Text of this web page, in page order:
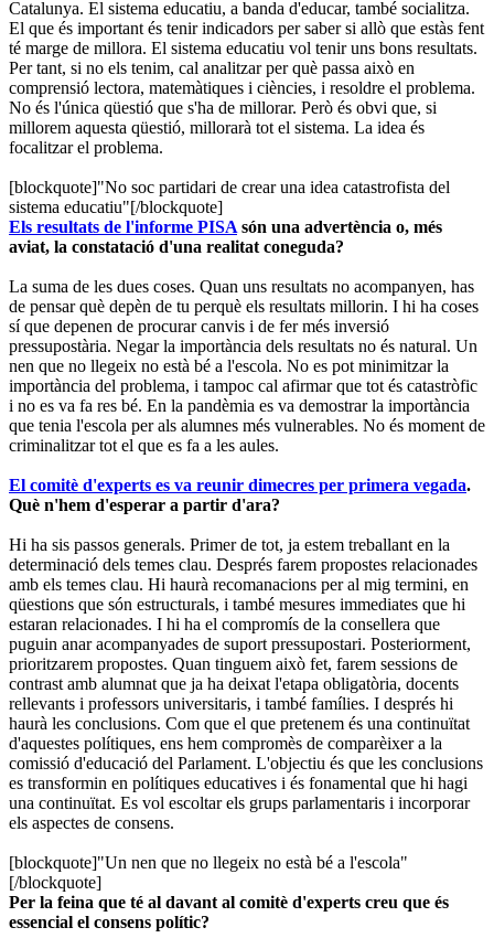
Catalunya. El sistema educatiu, a banda d'educar, també socialitza.
El que és important és tenir indicadors per saber si allò que estàs fent
té marge de millora. El sistema educatiu vol tenir uns bons resultats.
Per tant, si no els tenim, cal analitzar per què passa això en
comprensió lectora, matemàtiques i ciències, i resoldre el problema.
No és l'única qüestió que s'ha de millorar. Però és obvi que, si
millorem aquesta qüestió, millorarà tot el sistema. La idea és
focalitzar el problema.
[blockquote]"No soc partidari de crear una idea catastrofista del
sistema educatiu"[/blockquote]
Els resultats de l'informe PISA són una advertència o, més
aviat, la constatació d'una realitat coneguda?
La suma de les dues coses. Quan uns resultats no acompanyen, has
de pensar què depèn de tu perquè els resultats millorin. I hi ha coses
sí que depenen de procurar canvis i de fer més inversió
pressupostària. Negar la importància dels resultats no és natural. Un
nen que no llegeix no està bé a l'escola. No es pot minimitzar la
importància del problema, i tampoc cal afirmar que tot és catastròfic
i no es va fa res bé. En la pandèmia es va demostrar la importància
que tenia l'escola per als alumnes més vulnerables. No és moment de
criminalitzar tot el que es fa a les aules.
El comitè d'experts es va reunir dimecres per primera vegada.
Què n'hem d'esperar a partir d'ara?
Hi ha sis passos generals. Primer de tot, ja estem treballant en la
determinació dels temes clau. Després farem propostes relacionades
amb els temes clau. Hi haurà recomanacions per al mig termini, en
qüestions que són estructurals, i també mesures immediates que hi
estaran relacionades. I hi ha el compromís de la consellera que
puguin anar acompanyades de suport pressupostari. Posteriorment,
prioritzarem propostes. Quan tinguem això fet, farem sessions de
contrast amb alumnat que ja ha deixat l'etapa obligatòria, docents
rellevants i professors universitaris, i també famílies. I després hi
haurà les conclusions. Com que el que pretenem és una continuïtat
d'aquestes polítiques, ens hem compromès de comparèixer a la
comissió d'educació del Parlament. L'objectiu és que les conclusions
es transformin en polítiques educatives i és fonamental que hi hagi
una continuïtat. Es vol escoltar els grups parlamentaris i incorporar
els aspectes de consens.
[blockquote]"Un nen que no llegeix no està bé a l'escola"
[/blockquote]
Per la feina que té al davant al comitè d'experts creu que és
essencial el consens polític?